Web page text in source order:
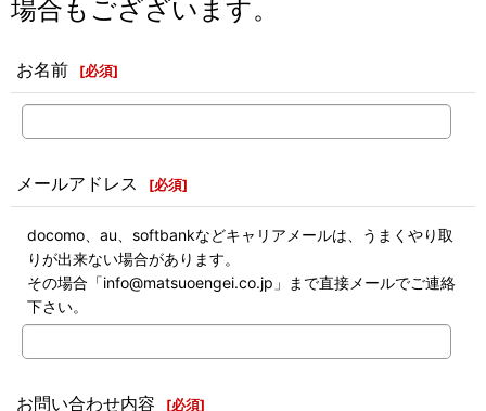
場合もござざいます。
お名前 [必須]
メールアドレス [必須]
docomo、au、softbankなどキャリアメールは、うまくやり取
りが出来ない場合があります。
その場合「info@matsuoengei.co.jp」まで直接メールでご連絡
下さい。
お問い合わせ内容 [必須]